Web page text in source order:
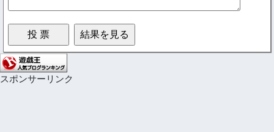
スポンサーリンク